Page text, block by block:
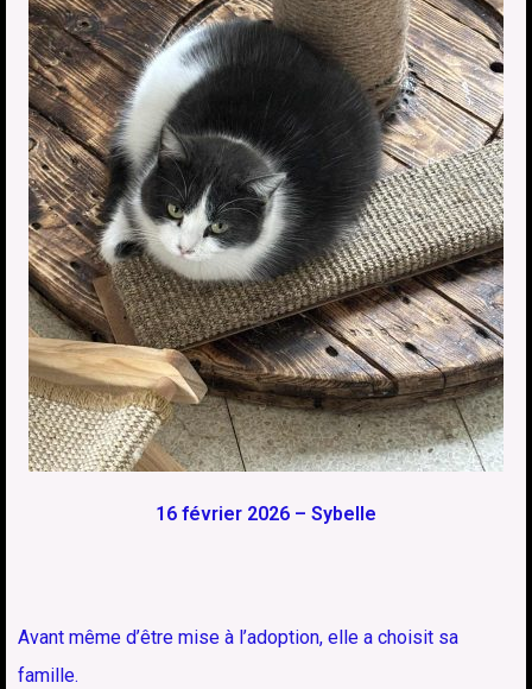
16 février 2026 – Sybelle
Avant même d’être mise à l’adoption, elle a choisit sa
famille.